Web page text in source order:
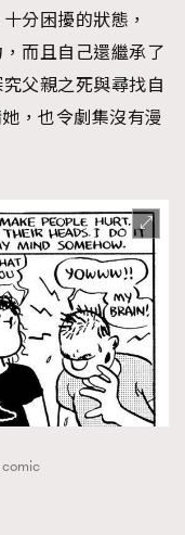
分困擾的狀態，
而且自己還繼承了
父親之死與尋找自
，也令劇集沒有漫